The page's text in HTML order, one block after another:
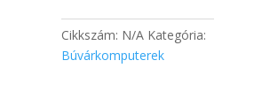
Cikkszám: N/A Kategória:
Búvárkomputerek